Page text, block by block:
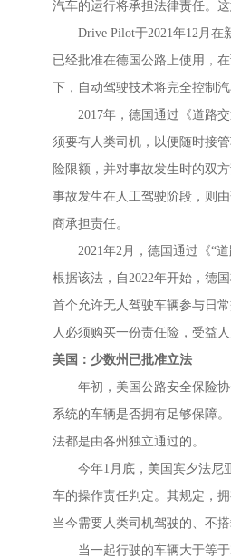
汽车的运行将承担法律责任。
Drive Pilot于2021年12月在
已经批准在德国公路上使用，
下，自动驾驶技术将完全控制
2017年，德国通过《道路交
须要有人类司机，以便随时接
险限额，并对事故发生时的双
事故发生在人工驾驶阶段，则
商承担责任。
2021年2月，德国通过《“道
根据该法，自2022年开始，德
首个允许无人驾驶车辆参与日
人必须购买一份责任险，受益
美国：少数州已批准立法
年初，美国公路安全保险协
系统的车辆是否拥有足够保障
法都是由各州独立通过的。
今年1月底，美国宾夕法尼亚
车的操作责任判定。其规定，
当今需要人类司机驾驶的、不
当一起行驶的车辆大于等于3